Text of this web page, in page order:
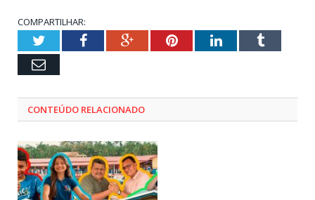
COMPARTILHAR:
TwitterFacebookGoogle+PinterestLinkedInTumblr
Email
CONTEÚDO RELACIONADO